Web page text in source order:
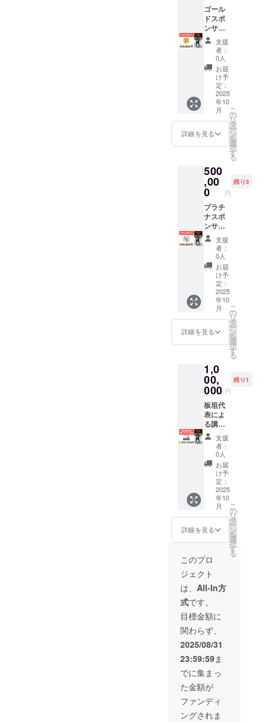
原産
地：山
形県 添
加物表
示：無
し アレ
ルギー
表示：
無し 税
込、送
料込み
ゴール
ドスポ
ンサー
HPに
ゴール
ドスポ
ンサー
様とし
てお名
前掲
載、ロ
（500p
x
x500px
以
URLを
掲載 掲
載期
間：
2025年
10月1
日〜
2026年
9月30日
支援
者：
0人
お届
け予
定：
2025
年10
月
詳細を見る
こ
の
リ
タ
ー
ン
を
選
択
す
る
500
,00
0 円
残り3
プラチ
ナスポ
ンサー
HPにプ
ラチナ
スポン
サー様
として
お名
前、ロ
（1000
px
x1000p
x 以
内）、
掲載 掲
載期
間：
2025年
10月1
日〜
2026年
9月30日
支援
者：
0人
お届
け予
定：
2025
年10
月
詳細を見る
こ
の
リ
タ
ー
ン
を
選
択
す
る
1,0
00,
000 円
残り1
板垣代
表によ
る講
演・イ
ベント
登壇 ・
日時：
支援者
と相談
して日
程を決
めます
（2025
年内の
実施）
・場
所：支
援者と
相談し
て決め
ます。
・支援
者様の
交通費
や滞在
費：支
援者様
の交通
費や滞
在費は
各自で
ご負担
くださ
い。 ・
支援
者：
0人
お届
け予
定：
2025
年10
月
詳細を見る
こ
の
リ
タ
ー
ン
を
選
択
す
る
このプロ
ジェクト
は、 All-In方
式です。
目標金額に
関わらず、
2025/08/31
23:59:59ま
でに集まっ
た金額が
ファンディ
ングされま